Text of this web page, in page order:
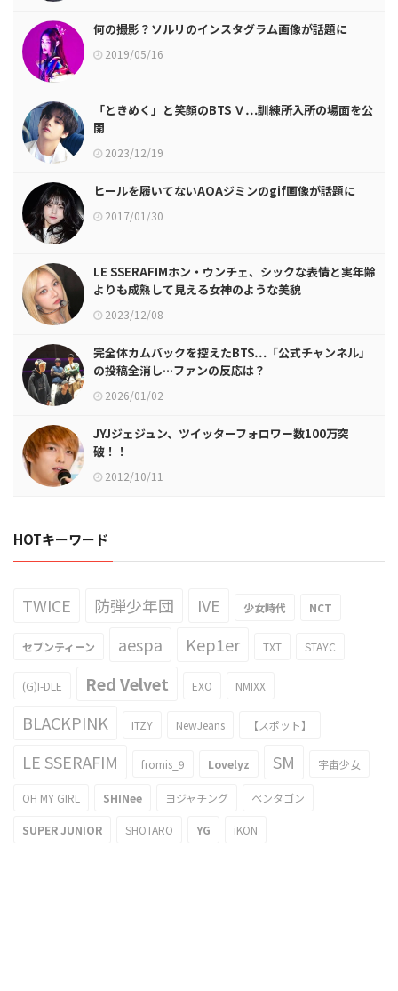
何の撮影？ソルリのインスタグラム画像が話題に
2019/05/16
「ときめく」と笑顔のBTS Ｖ…訓練所入所の場面を公
開
2023/12/19
ヒールを履いてないAOAジミンのgif画像が話題に
2017/01/30
LE SSERAFIMホン・ウンチェ、シックな表情と実年齢
よりも成熟して見える女神のような美貌
2023/12/08
完全体カムバックを控えたBTS…「公式チャンネル」
の投稿全消し…ファンの反応は？
2026/01/02
JYJジェジュン、ツイッターフォロワー数100万突
破！！
2012/10/11
HOTキーワード
TWICE 防弾少年団 IVE 少女時代 NCT
セブンティーン aespa Kep1er TXT STAYC
(G)I-DLE Red Velvet EXO NMIXX
BLACKPINK ITZY NewJeans 【スポット】
LE SSERAFIM fromis_9 Lovelyz SM 宇宙少女
OH MY GIRL SHINee ヨジャチング ペンタゴン
SUPER JUNIOR SHOTARO YG iKON